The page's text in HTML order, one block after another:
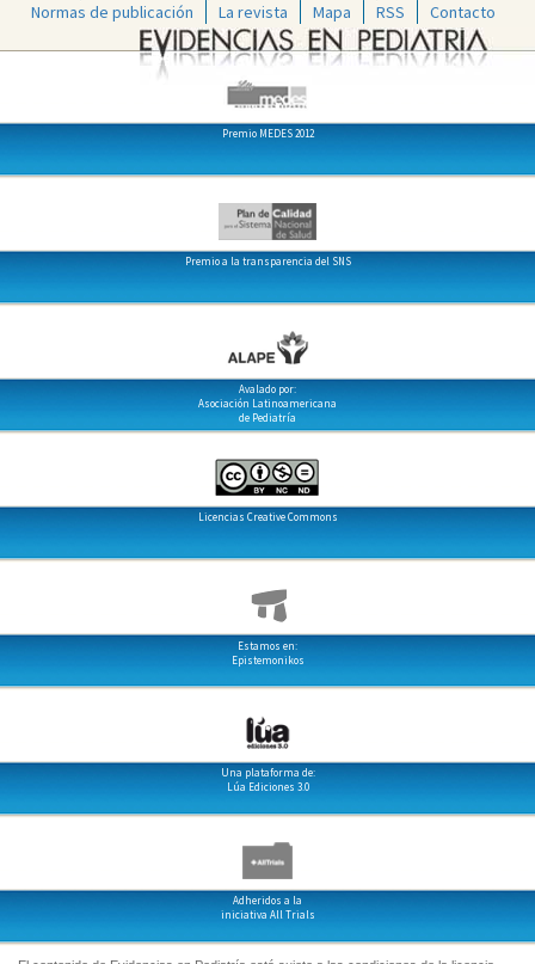
Normas de publicación
La revista Mapa RSS Contacto
Premio MEDES 2012
Premio a la transparencia del SNS
Avalado por:
Asociación Latinoamericana
de Pediatría
Licencias Creative Commons
Estamos en:
Epistemonikos
Una plataforma de:
Lúa Ediciones 3.0
Adheridos a la
iniciativa All Trials